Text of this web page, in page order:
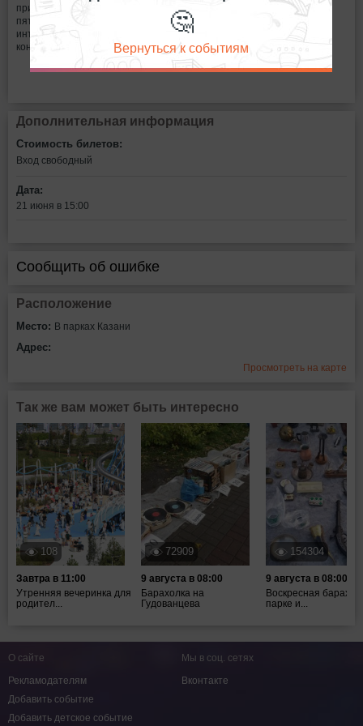
пригласит всех любителей народного творчества на «русский
пятачок» с 19.30 а в 20.00 в рамках проекта «Кинолето» начнется
интерактив от ведущих одной из радиостанций Казани с веселыми
конкурсами и подарками.
Дополнительная информация
Стоимость билетов:
Вход свободный
Дата:
21 июня в 15:00
Сообщить об ошибке
Расположение
Место: В парках Казани
Адрес:
Просмотреть на карте
Так же вам может быть интересно
108
Завтра в 11:00
Утренняя вечеринка для
родител...
72909
9 августа в 08:00
Барахолка на
Гудованцева
154304
9 августа в 08:00
Воскресная
парке и...
🤔
Вернуться к событиям
О сайте
Рекламодателям
Добавить событие
Добавить детское событие
Мы в соц. сетях
Вконтакте